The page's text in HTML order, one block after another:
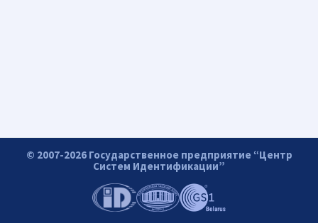
© 2007-2026 Государственное предприятие “Центр
Систем Идентификации”